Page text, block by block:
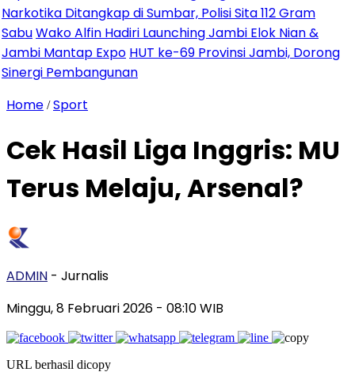
Ditangkap di Sumbar, Polisi Sita 112 Gram
Alfin Hadiri Launching Jambi Elok Nian &
Expo HUT ke-69 Provinsi Jambi, Dorong
Home /Sport
Cek Hasil Liga Inggris: MU
Terus Melaju, Arsenal?
ADMIN - Jurnalis
Minggu, 8 Februari 2026 - 08:10 WIB
URL berhasil dicopy